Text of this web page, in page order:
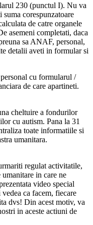
230 (punctul I). Nu va
corespunzatoare
de catre organele
asemeni completati, daca
sa ANAF, personal,
detalii aveti in formular si
cu formularul /
de care apartineti.
cheltuire a fondurilor
cu autism. Pana la 31
toate informatiile si
umanitara.
regulat activitatile,
in care ne
video special
ca facem, fiecare
dvs! Din acest motiv, va
in aceste actiuni de